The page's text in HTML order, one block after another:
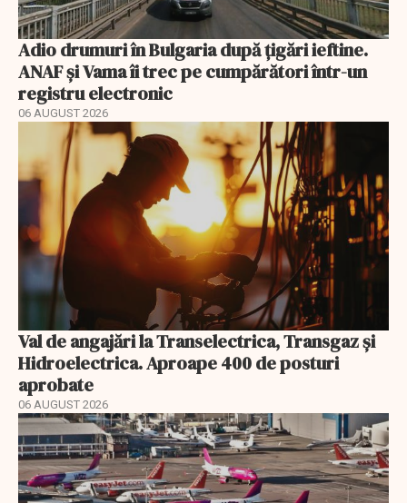
Adio drumuri în Bulgaria după țigări ieftine.
ANAF și Vama îi trec pe cumpărători într-un
registru electronic
06 AUGUST 2026
Val de angajări la Transelectrica, Transgaz și
Hidroelectrica. Aproape 400 de posturi
aprobate
06 AUGUST 2026